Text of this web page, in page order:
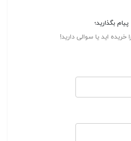
پیام بگذارید؛
خریده اید یا سوالی دارید!